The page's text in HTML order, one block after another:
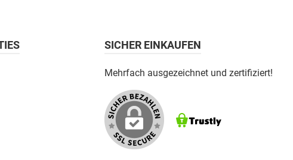
SICHER EINKAUFEN
Mehrfach ausgezeichnet und zertifiziert!